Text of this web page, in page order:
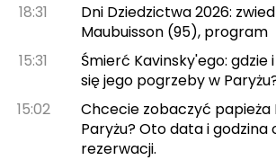
18:31
Dni Dziedzictwa 2026:
Maubuisson (95), program
15:31
Śmierć Kavinsky'ego: gdzie
się jego pogrzeby w
15:02
Chcecie zobaczyć papieża
Paryżu? Oto data i
rezerwacji.